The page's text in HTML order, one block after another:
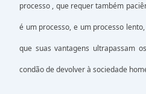
processo , que requer também
é um processo, e um processo
que suas vantagens ultrapassam
condão de devolver à sociedade